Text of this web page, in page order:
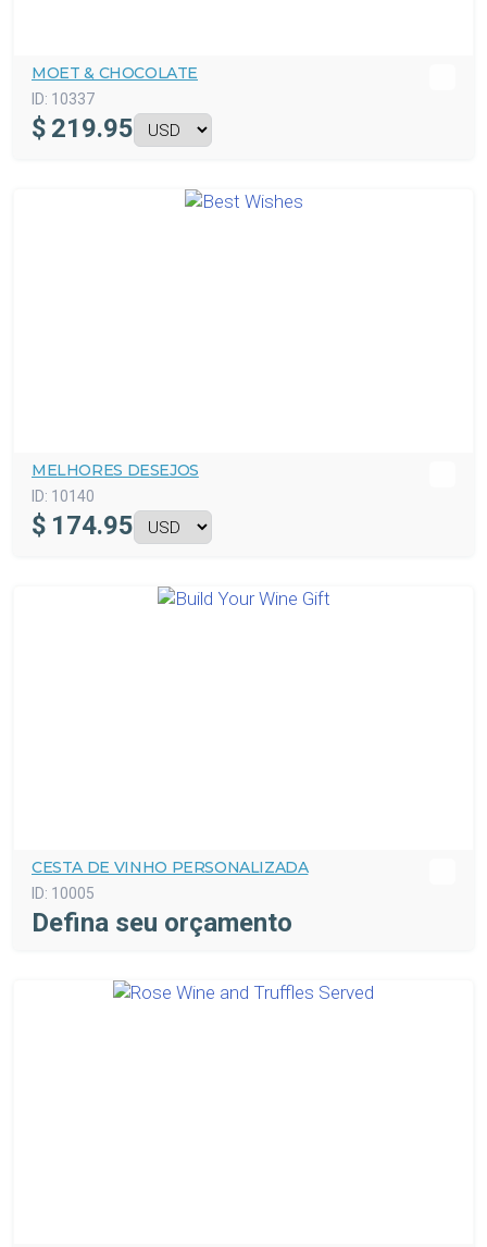
MOET & CHOCOLATE
ID: 10337
$ 219.95
MELHORES DESEJOS
ID: 10140
$ 174.95
CESTA DE VINHO PERSONALIZADA
ID: 10005
Defina seu orçamento